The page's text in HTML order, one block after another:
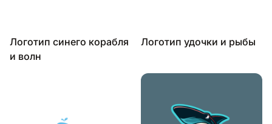
Логотип синего корабля
и волн
Логотип удочки и рыбы